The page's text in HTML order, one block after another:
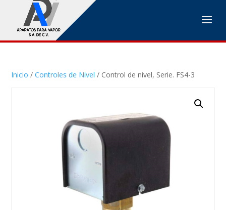
Inicio /Controles de Nivel / Control de nivel, Serie. FS4-3